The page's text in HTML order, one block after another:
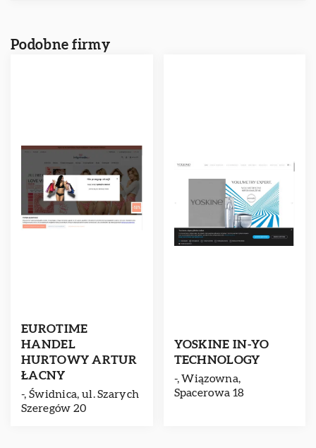
Podobne firmy
EUROTIME
HANDEL
HURTOWY ARTUR
ŁACNY
-, Świdnica, ul. Szarych
Szeregów 20
YOSKINE IN-YO
TECHNOLOGY
-, Wiązowna,
Spacerowa 18